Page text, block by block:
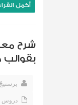
أكمل
شرح
بقوالب
دروس